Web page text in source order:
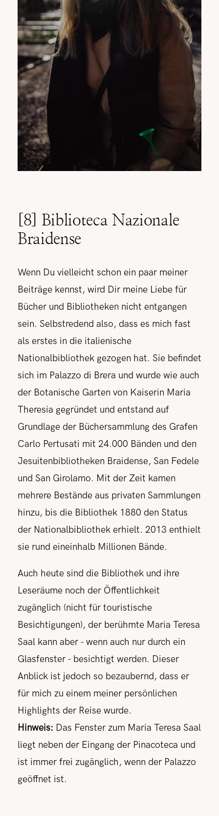
[8] Biblioteca Nazionale
Braidense
Wenn Du vielleicht schon ein paar meiner
Beiträge kennst, wird Dir meine Liebe für
Bücher und Bibliotheken nicht entgangen
sein. Selbstredend also, dass es mich fast
als erstes in die italienische
Nationalbibliothek gezogen hat. Sie befindet
sich im Palazzo di Brera und wurde wie auch
der Botanische Garten von Kaiserin Maria
Theresia gegründet und entstand auf
Grundlage der Büchersammlung des Grafen
Carlo Pertusati mit 24.000 Bänden und den
Jesuitenbibliotheken Braidense, San Fedele
und San Girolamo. Mit der Zeit kamen
mehrere Bestände aus privaten Sammlungen
hinzu, bis die Bibliothek 1880 den Status
der Nationalbibliothek erhielt. 2013 enthielt
sie rund eineinhalb Millionen Bände.
Auch heute sind die Bibliothek und ihre
Leseräume noch der Öffentlichkeit
zugänglich (nicht für touristische
Besichtigungen), der berühmte Maria Teresa
Saal kann aber - wenn auch nur durch ein
Glasfenster - besichtigt werden. Dieser
Anblick ist jedoch so bezaubernd, dass er
für mich zu einem meiner persönlichen
Highlights der Reise wurde.
Hinweis: Das Fenster zum Maria Teresa Saal
liegt neben der Eingang der Pinacoteca und
ist immer frei zugänglich, wenn der Palazzo
geöffnet ist.